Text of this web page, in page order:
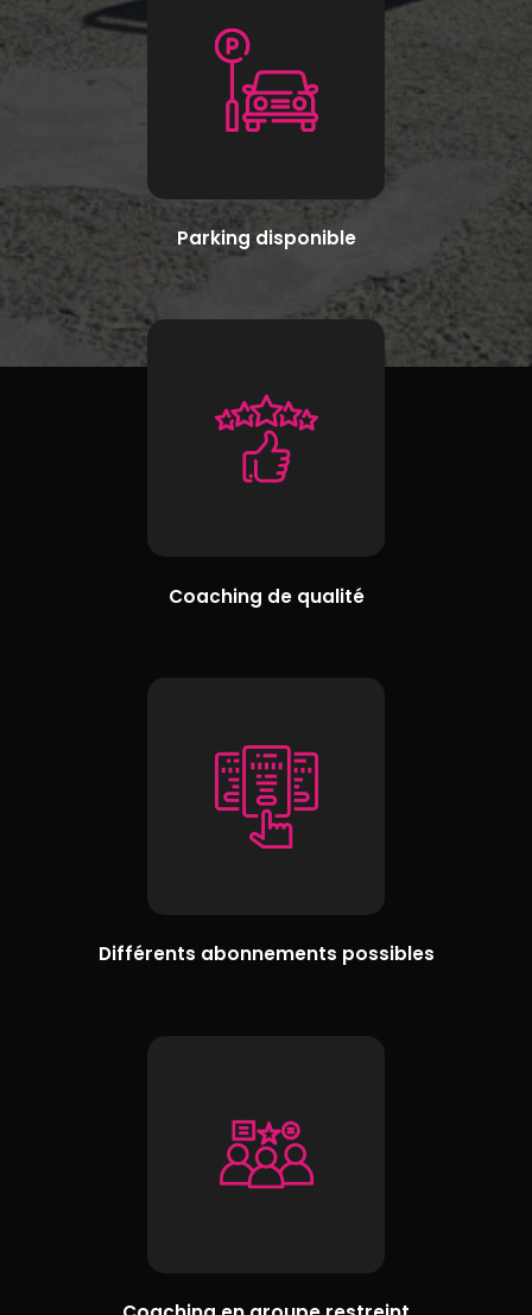
Parking disponible
Coaching de qualité
Différents abonnements possibles